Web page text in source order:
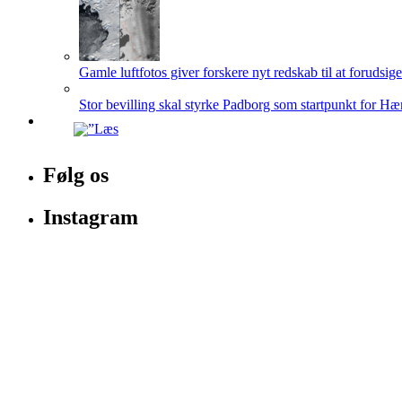
Gamle luftfotos giver forskere nyt redskab til at
Stor bevilling skal styrke Padborg som startpunkt for
Følg os
Instagram